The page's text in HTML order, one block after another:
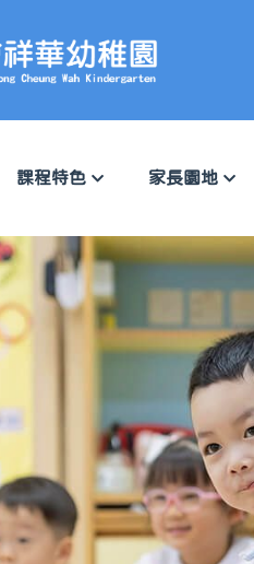
課程特色 家長園地